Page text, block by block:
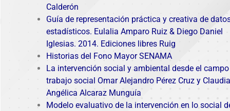
Calderón
Guía de representación práctica y creativa de
estadísticos. Eulalia Amparo Ruiz & Diego Daniel
Iglesias. 2014. Ediciones libres Ruig
Historias del Fono Mayor SENAMA
La intervención social y ambiental desde el
trabajo social Omar Alejandro Pérez Cruz y Claudia
Angélica Alcaraz Munguía
Modelo evaluativo de la intervención en lo social